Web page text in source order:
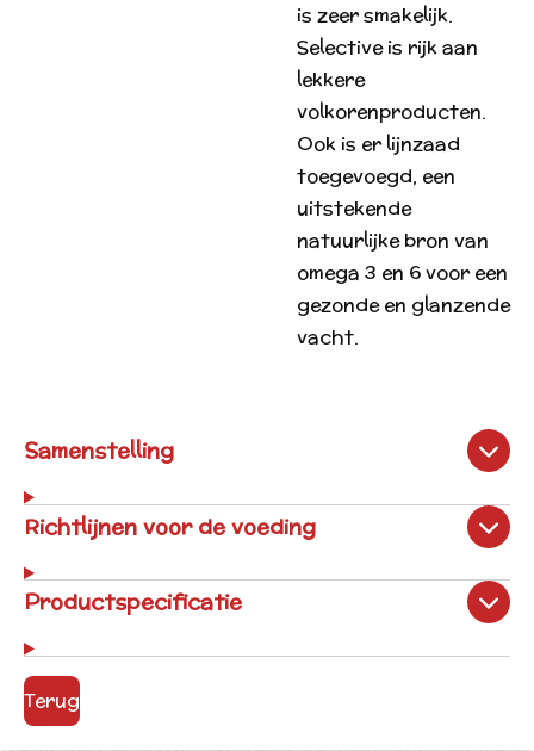
is zeer smakelijk.
Selective is rijk aan
lekkere
volkorenproducten.
Ook is er lijnzaad
toegevoegd, een
uitstekende
natuurlijke bron van
omega 3 en 6 voor een
gezonde en glanzende
vacht.
Samenstelling
Richtlijnen voor de voeding
Productspecificatie
Terug